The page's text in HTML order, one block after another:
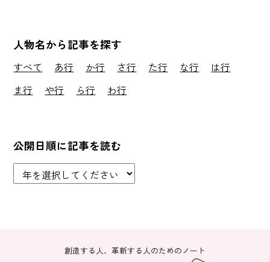
人物名から記事を探す
すべて あ行 か行 さ行 た行 な行
は行
ま行
や行 ら行 わ行
公開日順に記事を読む
創造する人、革新する人のためのノート